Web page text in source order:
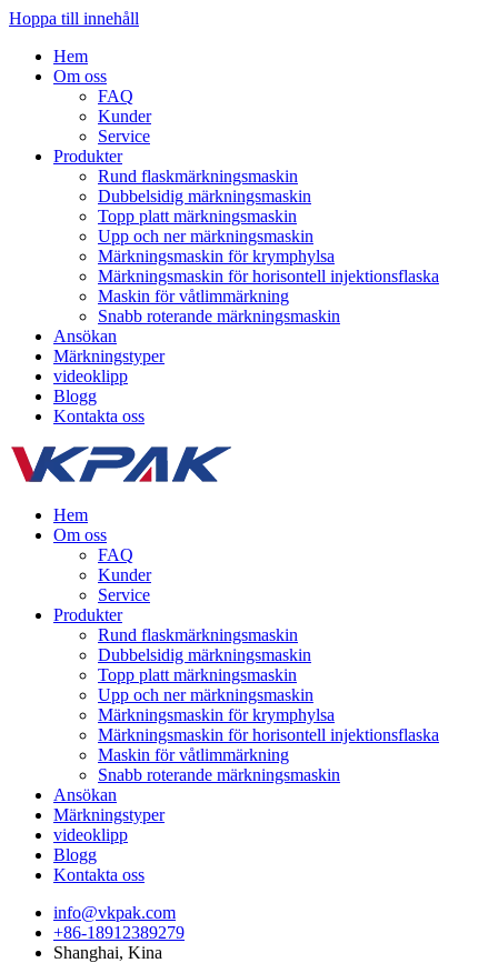
Hoppa till innehåll
Hem
Om oss
FAQ
Kunder
Service
Produkter
Rund flaskmärkningsmaskin
Dubbelsidig märkningsmaskin
Topp platt märkningsmaskin
Upp och ner märkningsmaskin
Märkningsmaskin för krymphylsa
Märkningsmaskin för horisontell injektionsflaska
Maskin för våtlimmärkning
Snabb roterande märkningsmaskin
Ansökan
Märkningstyper
videoklipp
Blogg
Kontakta oss
Hem
Om oss
FAQ
Kunder
Service
Produkter
Rund flaskmärkningsmaskin
Dubbelsidig märkningsmaskin
Topp platt märkningsmaskin
Upp och ner märkningsmaskin
Märkningsmaskin för krymphylsa
Märkningsmaskin för horisontell injektionsflaska
Maskin för våtlimmärkning
Snabb roterande märkningsmaskin
Ansökan
Märkningstyper
videoklipp
Blogg
Kontakta oss
info@vkpak.com
+86-18912389279
Shanghai, Kina